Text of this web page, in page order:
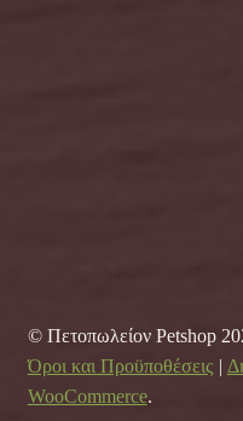
© Πετοπωλείον Petshop
Όροι και Προϋποθέσεις
WooCommerce.